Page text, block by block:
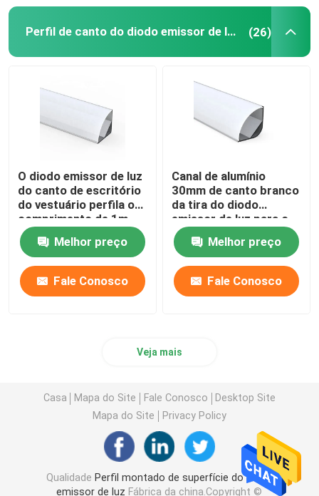
Perfil de canto do diodo emissor de luz (26)
O diodo emissor de luz
do canto de escritório
do vestuário perfila o
comprimento de 1m
2m 3m para a barra
clara
Melhor preço
Fale Conosco
Canal de alumínio
30mm de canto branco
da tira do diodo
emissor de luz para o
escritório do vestuário
Melhor preço
Fale Conosco
Veja mais
Casa Mapa do Site Fale Conosco
Desktop Site
Mapa do Site
Privacy Policy
Qualidade Perfil montado de superfície do diodo
emissor de luz Fábrica da china.Copyright ©